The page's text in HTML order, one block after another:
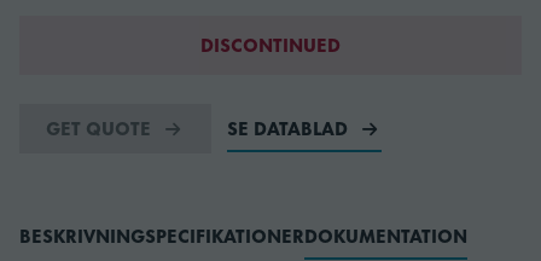
DISCONTINUED
GET QUOTE SE DATABLAD
BESKRIVNINGSPECIFIKATIONERDOKUMENTATION